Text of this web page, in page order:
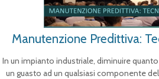
Manutenzione Predittiva:
In un impianto industriale, diminuire
un guasto ad un qualsiasi componente